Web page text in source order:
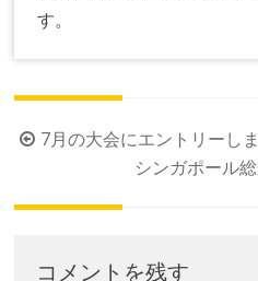
す。
投
ナ
7月の大会にエントリーし
シンガポール
コメントを残す